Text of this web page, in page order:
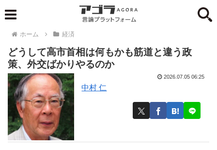
ホーム 経済
どうして高市首相は何もかも筋道と違う政
策、外交ばかりやるのか
中村 仁
2026.07.05 06:25